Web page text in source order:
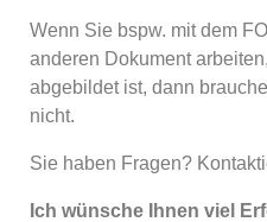
Wenn Sie bspw. mit dem
anderen Dokument
abgebildet ist, dann
nicht.
Sie haben Fragen?
Ich wünsche Ihnen viel